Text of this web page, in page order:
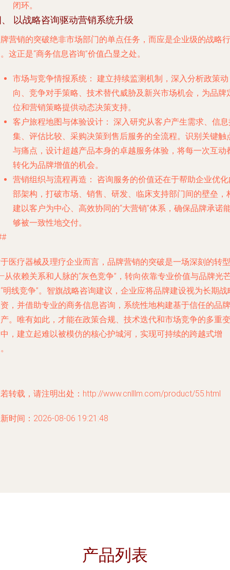
闭环。
以战略咨询驱动营销系统升级
营销的突破绝非市场部门的单点任务，而应是企业级的战略行
这正是“商务信息咨询”价值凸显之处。
市场与竞争情报系统： 建立持续监测机制，深入分析政策动
向、竞争对手策略、技术替代威胁及新兴市场机会，为品牌
位和营销策略提供动态决策支持。
客户旅程地图与体验设计： 深入研究从客户产生需求、信
集、评估比较、采购决策到售后服务的全流程。识别关键触
与痛点，设计超越产品本身的卓越服务体验，将每一次互动
转化为品牌增值的机会。
营销组织与流程再造：
咨询服务的价值还在于帮助企业优
部架构，打破市场、销售、研发、临床支持部门间的壁垒，
建以客户为中心、高效协同的“大营销”体系，确保品牌承诺
够被一致性地交付。
医疗器械及理疗企业而言，品牌营销的突破是一场深刻的转型
依赖关系和人脉的“灰色竞争”，转向依靠专业价值与品牌光
明线竞争”。智旗战略咨询建议，企业应将品牌建设视为长期战
，并借助专业的商务信息咨询，系统性地构建基于信任的品牌
。唯有如此，才能在政策合规、技术迭代和市场竞争的多重变
，建立起难以被模仿的核心护城河，实现可持续的跨越式增
转载，请注明出处：http://www.cnlllm.com/product/55.html
时间：2026-08-06 19:21:48
产品列表